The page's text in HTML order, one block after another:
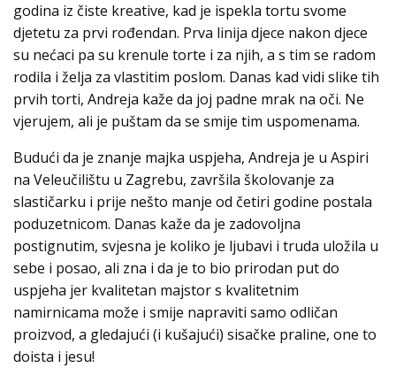
godina iz čiste kreative, kad je ispekla tortu svome
djetetu za prvi rođendan. Prva linija djece nakon djece
su nećaci pa su krenule torte i za njih, a s tim se radom
rodila i želja za vlastitim poslom. Danas kad vidi slike tih
prvih torti, Andreja kaže da joj padne mrak na oči. Ne
vjerujem, ali je puštam da se smije tim uspomenama.
Budući da je znanje majka uspjeha, Andreja je u Aspiri
na Veleučilištu u Zagrebu, završila školovanje za
slastičarku i prije nešto manje od četiri godine postala
poduzetnicom. Danas kaže da je zadovoljna
postignutim, svjesna je koliko je ljubavi i truda uložila u
sebe i posao, ali zna i da je to bio prirodan put do
uspjeha jer kvalitetan majstor s kvalitetnim
namirnicama može i smije napraviti samo odličan
proizvod, a gledajući (i kušajući) sisačke praline, one to
doista i jesu!